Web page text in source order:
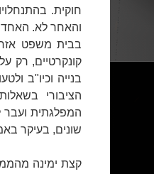
חוקית.
בבית משפט
קונקרטיים, רק
בנייה וכיו"ב
הציבורי
המפלגתית ועבר
שונים, בעיקר
קצת ימינה